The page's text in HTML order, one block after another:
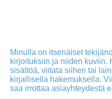
Minulla on itsenäiset
kirjoituksiin ja niiden kuviin.
sisältöä, viitata siihen tai
kirjallisella hakemuksella.
saa irrottaa asiayhteydestä